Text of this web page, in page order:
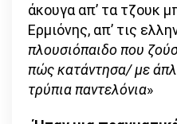
άκουγα απ’ τα τζουκ
Ερμιόνης, απ’ τις
πλουσιόπαιδο που
πώς κατάντησα/ με
τρύπια παντελόνια»